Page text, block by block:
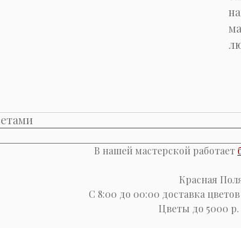
В нашей мастерской работает
Красная
С 8:00 до 00:00 доставка
Цветы до 5000 р.